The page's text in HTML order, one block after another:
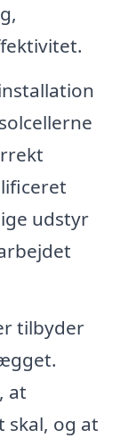
udstyr
tilbyder
at
skal, og at